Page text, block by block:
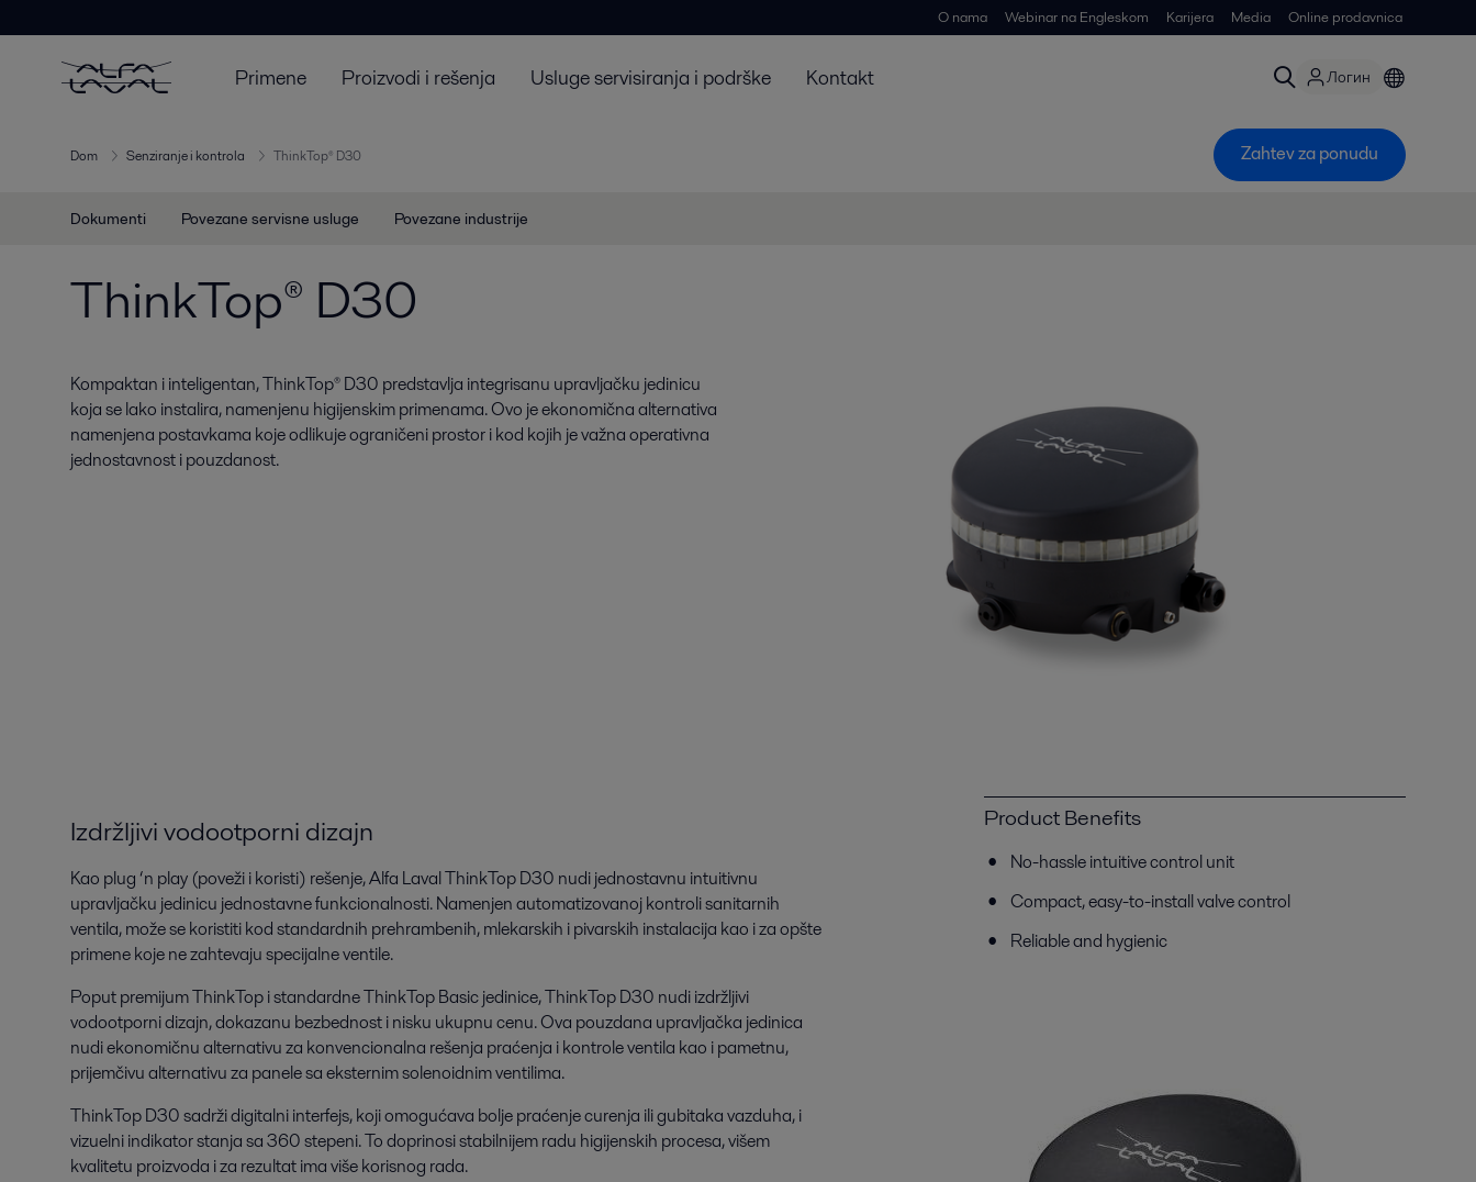
O nama Webinar na Engleskom Karijera Media Online prodavnica
Primene Proizvodi i rešenja Usluge servisiranja i podrške Kontakt Логин
Dom Senziranje i kontrola ThinkTop® D30 Zahtev za ponudu
Dokumenti Povezane servisne usluge Povezane industrije
ThinkTop® D30
Kompaktan i inteligentan, ThinkTop® D30 predstavlja integrisanu upravljačku jedinicu
koja se lako instalira, namenjenu higijenskim primenama. Ovo je ekonomična alternativa
namenjena postavkama koje odlikuje ograničeni prostor i kod kojih je važna operativna
jednostavnost i pouzdanost.
Izdržljivi vodootporni dizajn
Kao plug ‘n play (poveži i koristi) rešenje, Alfa Laval ThinkTop D30 nudi jednostavnu intuitivnu
upravljačku jedinicu jednostavne funkcionalnosti. Namenjen automatizovanoj kontroli sanitarnih
ventila, može se koristiti kod standardnih prehrambenih, mlekarskih i pivarskih instalacija kao i za opšte
primene koje ne zahtevaju specijalne ventile.
Poput premijum ThinkTop i standardne ThinkTop Basic jedinice, ThinkTop D30 nudi izdržljivi
vodootporni dizajn, dokazanu bezbednost i nisku ukupnu cenu. Ova pouzdana upravljačka jedinica
nudi ekonomičnu alternativu za konvencionalna rešenja praćenja i kontrole ventila kao i pametnu,
prijemčivu alternativu za panele sa eksternim solenoidnim ventilima.
ThinkTop D30 sadrži digitalni interfejs, koji omogućava bolje praćenje curenja ili gubitaka vazduha, i
vizuelni indikator stanja sa 360 stepeni. To doprinosi stabilnijem radu higijenskih procesa, višem
kvalitetu proizvoda i za rezultat ima više korisnog rada.
Product Benefits
No-hassle intuitive control unit
Compact, easy-to-install valve control
Reliable and hygienic